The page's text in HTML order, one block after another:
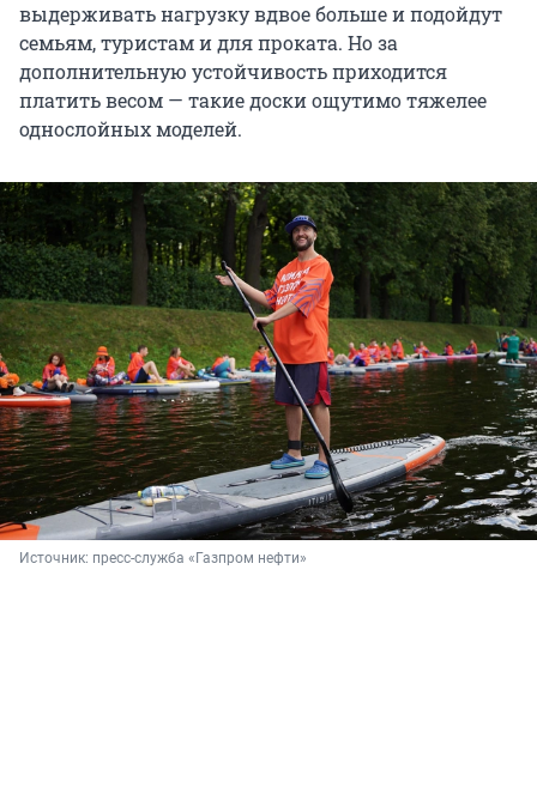
выдерживать нагрузку вдвое больше и подойдут
семьям, туристам и для проката. Но за
дополнительную устойчивость приходится
платить весом — такие доски ощутимо тяжелее
однослойных моделей.
Источник: пресс-служба «Газпром нефти»